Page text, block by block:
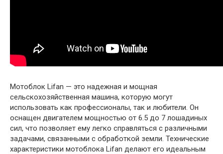
Мотоблок Lifan — это надежная и мощная
сельскохозяйственная машина, которую могут
использовать как профессионалы, так и любители. Он
оснащен двигателем мощностью от 6.5 до 7 лошадиных
сил, что позволяет ему легко справляться с различными
задачами, связанными с обработкой земли. Технические
характеристики мотоблока Lifan делают его идеальным